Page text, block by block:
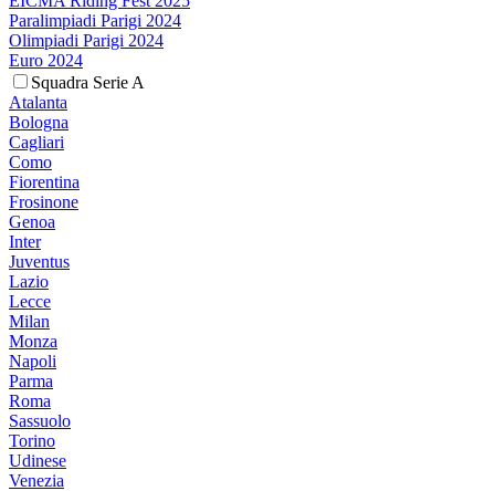
Paralimpiadi Parigi 2024
Olimpiadi Parigi 2024
Euro 2024
Squadra Serie A
Atalanta
Bologna
Cagliari
Como
Fiorentina
Frosinone
Genoa
Inter
Juventus
Lazio
Lecce
Milan
Monza
Napoli
Parma
Roma
Sassuolo
Torino
Udinese
Venezia